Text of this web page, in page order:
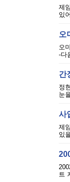
제
있
오
오
-다
간
정
눈
사
제
있
트